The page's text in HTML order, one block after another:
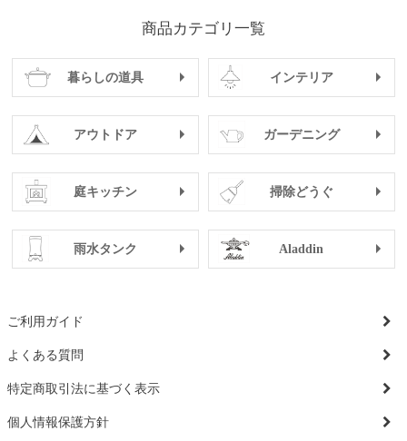
商品カテゴリ一覧
暮らしの道具 インテリア
アウトドア ガーデニング
庭キッチン 掃除どうぐ
雨水タンク Aladdin
ご利用ガイド
よくある質問
特定商取引法に基づく表示
個人情報保護方針